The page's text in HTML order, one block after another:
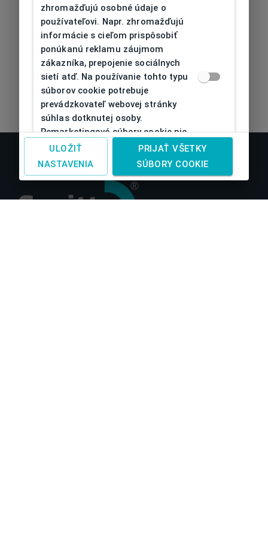
zhromažďujú osobné údaje o
používateľovi. Napr. zhromažďujú
informácie s cieľom prispôsobiť
ponúkanú reklamu záujmom
zákazníka, prepojenie sociálnych
sietí atď. Na používanie tohto typu
súborov cookie potrebuje
prevádzkovateľ webovej stránky
súhlas dotknutej osoby.
Remarketingové súbory cookie nie
je možné bez takéhoto súhlasu
používať
ULOŽIŤ
NASTAVENIA
PRIJAŤ VŠETKY
SÚBORY COOKIE